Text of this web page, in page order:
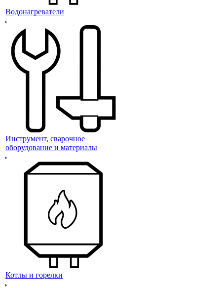
Водонагреватели
Инструмент, сварочное
оборудование и материалы
Котлы и горелки